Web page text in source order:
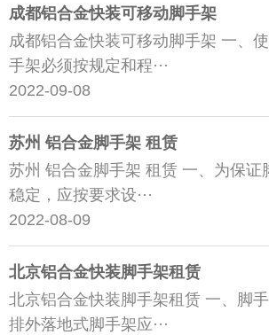
成都铝合金快装可移动脚手架
成都铝合金快装可移动脚手架 一、
手架必须按规定和程···
2022-09-08
苏州 铝合金脚手架 租赁
苏州 铝合金脚手架 租赁 一、为保证
稳定，应按要求设···
2022-08-09
北京铝合金快装脚手架租赁
北京铝合金快装脚手架租赁 一、脚
排外落地式脚手架应···